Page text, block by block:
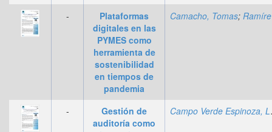
-
Plataformas
digitales en las
PYMES como
herramienta de
sostenibilidad
en tiempos de
pandemia
Camacho, Tomas; Ramírez, Fabián
-
Gestión de
auditoría como